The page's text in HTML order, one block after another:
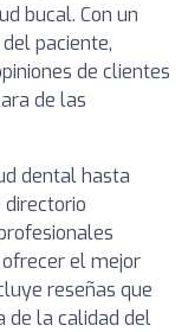
bucal. Con un
paciente,
de clientes
de las
dental hasta
directorio
el mejor
reseñas que
de la calidad del